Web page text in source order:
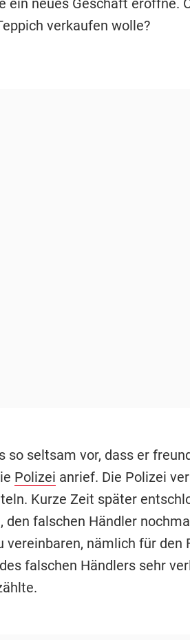
verkaufen wolle?
so seltsam vor, dass er
Polizei anrief. Die Polizei
Kurze Zeit später
falschen Händler
vereinbaren, nämlich für den
falschen Händlers sehr